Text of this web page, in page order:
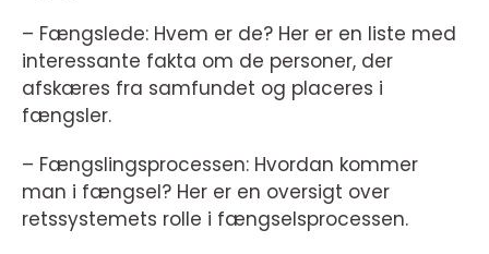
– Fængslede: Hvem er de? Her er en liste med
interessante fakta om de personer, der
afskæres fra samfundet og placeres i
fængsler.
– Fængslingsprocessen: Hvordan kommer
man i fængsel? Her er en oversigt over
retssystemets rolle i fængselsprocessen.